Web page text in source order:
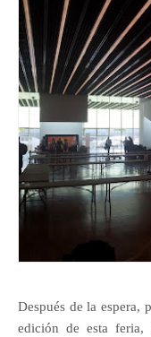
Después de la
edición de esta feria,